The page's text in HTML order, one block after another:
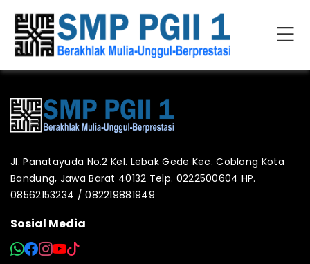
Jl. Panatayuda No.2 Kel. Lebak Gede Kec. Coblong Kota
Bandung, Jawa Barat 40132 Telp. 0222500604 HP.
08562153234 / 082219881949
Sosial Media